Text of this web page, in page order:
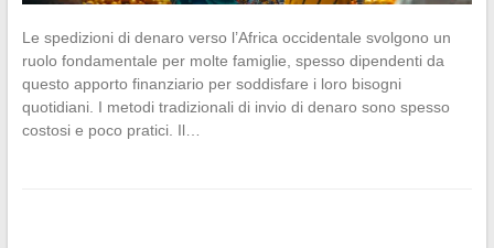
Le spedizioni di denaro verso l’Africa occidentale svolgono un
ruolo fondamentale per molte famiglie, spesso dipendenti da
questo apporto finanziario per soddisfare i loro bisogni
quotidiani. I metodi tradizionali di invio di denaro sono spesso
costosi e poco pratici. Il…